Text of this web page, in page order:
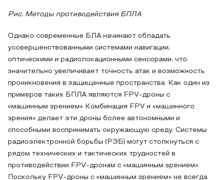
Рис. Методы противодействия БПЛА
Однако современные БЛА начинают обладать
усовершенствованными системами навигации,
оптическими и радиолокационными сенсорами, что
значительно увеличивает точность атак и возможность
проникновения в защищенные пространства. Как один из
примеров таких БПЛА являются FPV-дроны с
«машинным зрением» Комбинация FPV и «машинного
зрения» делает эти дроны более автономными и
способными воспринимать окружающую среду. Системы
радиоэлектронной борьбы (РЭБ) могут столкнуться с
рядом технических и тактических трудностей в
противодействии FPV-дронам с «машинным зрением».
Поскольку FPV-дроны с «машинным зрением» не всегда